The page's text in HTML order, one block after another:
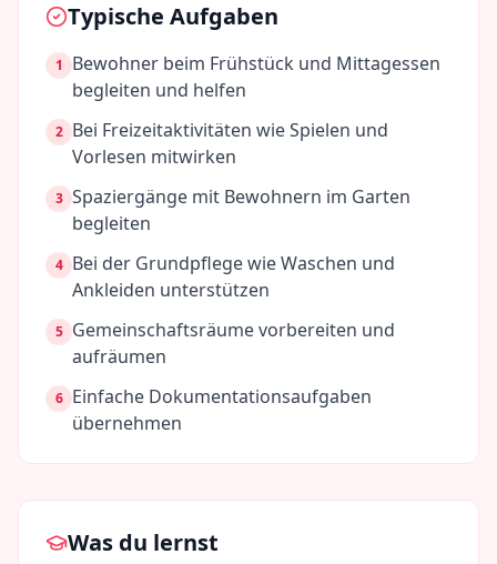
Typische Aufgaben
1
Bewohner beim Frühstück und Mittagessen
begleiten und helfen
2 Bei Freizeitaktivitäten wie Spielen und
Vorlesen mitwirken
3 Spaziergänge mit Bewohnern im Garten
begleiten
4 Bei der Grundpflege wie Waschen und
Ankleiden unterstützen
5 Gemeinschaftsräume vorbereiten und
aufräumen
6 Einfache Dokumentationsaufgaben
übernehmen
Was du lernst